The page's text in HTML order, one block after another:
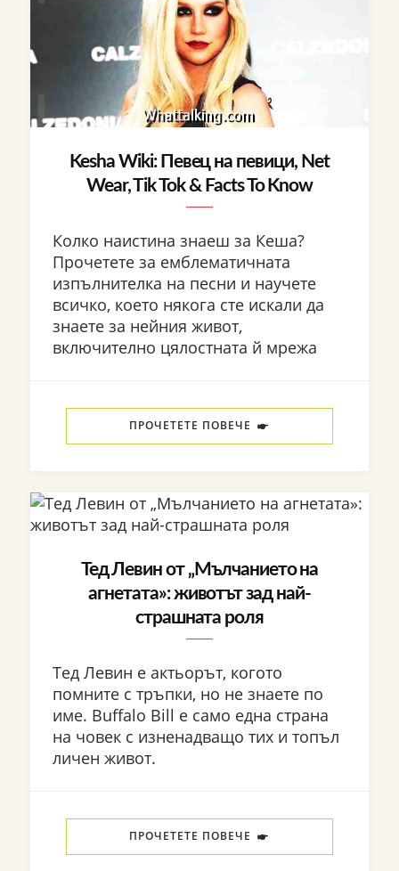
Kesha Wiki: Певец на певици, Net
Wear, Tik Tok & Facts To Know
Колко наистина знаеш за Кеша?
Прочетете за емблематичната
изпълнителка на песни и научете
всичко, което някога сте искали да
знаете за нейния живот,
включително цялостната й мрежа
ПРОЧЕТЕТЕ ПОВЕЧЕ
Тед Левин от „Мълчанието на
агнетата»: животът зад най-
страшната роля
Тед Левин е актьорът, когото
помните с тръпки, но не знаете по
име. Buffalo Bill е само една страна
на човек с изненадващо тих и топъл
личен живот.
ПРОЧЕТЕТЕ ПОВЕЧЕ